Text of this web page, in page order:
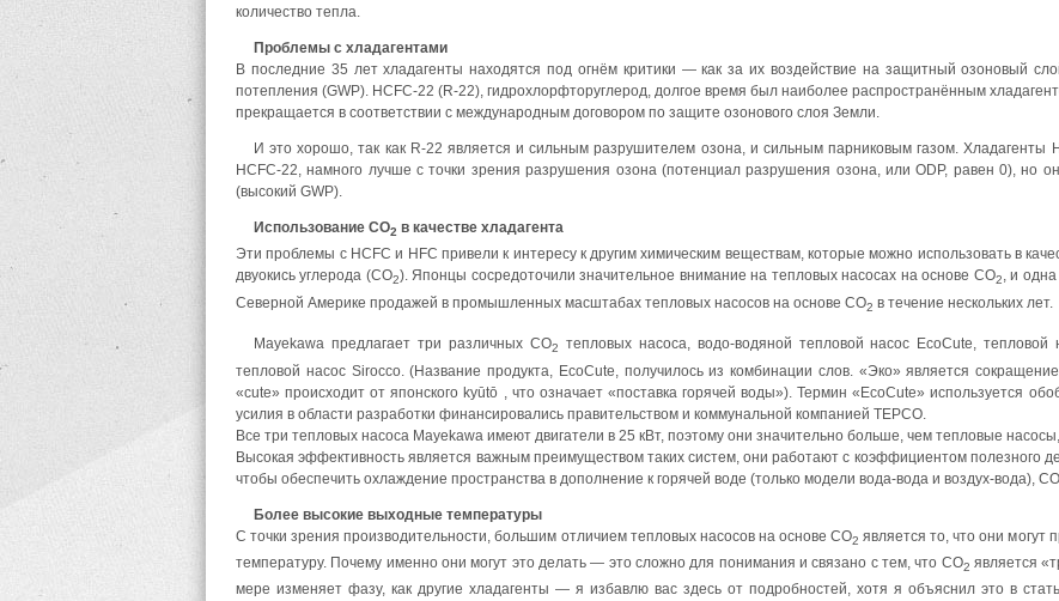
количество тепла.
Проблемы с хладагентами
В последние 35 лет хладагенты находятся под огнём критики — как за их воздействие на защитный озоновый
потепления (GWP). HCFC-22 (R-22), гидрохлорфторуглерод, долгое время был наиболее распространённым
прекращается в соответствии с международным договором по защите озонового слоя Земли.
И это хорошо, так как R-22 является и сильным разрушителем озона, и сильным парниковым газом. Хладагенты
HCFC-22, намного лучше с точки зрения разрушения озона (потенциал разрушения озона, или ODP, равен 0), но
(высокий GWP).
Использование CO2 в качестве хладагента
Эти проблемы с HCFC и HFC привели к интересу к другим химическим веществам, которые можно использовать в
двуокись углерода (CO2). Японцы сосредоточили значительное внимание на тепловых насосах на основе CO2, и
Северной Америке продажей в промышленных масштабах тепловых насосов на основе CO2 в течение нескольких лет.
Mayekawa предлагает три различных CO2
тепловых насоса, водо-водяной тепловой насос EcoCute,
тепловой насос Sirocco. (Название продукта, EcoCute, получилось из комбинации слов. «Эко» является
«cute» происходит от японского kyūtō , что означает «поставка горячей воды»). Термин «EcoCute» используется
усилия в области разработки финансировались правительством и коммунальной компанией TEPCO.
Все три тепловых насоса Mayekawa имеют двигатели в 25 кВт, поэтому они значительно больше, чем тепловые
Высокая эффективность является важным преимуществом таких систем, они работают с коэффициентом полезного
чтобы обеспечить охлаждение пространства в дополнение к горячей воде (только модели вода-вода и воздух-вода),
Более высокие выходные температуры
С точки зрения производительности, большим отличием тепловых насосов на основе CO2 является то, что они могут
температуру. Почему именно они могут это делать — это сложно для понимания и связано с тем, что CO2 является
мере изменяет фазу, как другие хладагенты — я избавлю вас здесь от подробностей, хотя я объяснил это в